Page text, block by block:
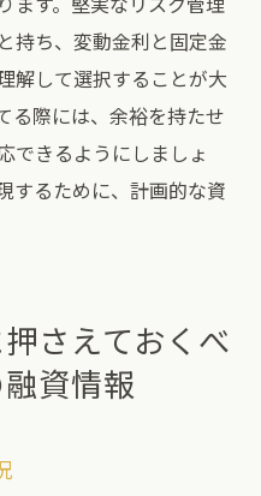
持ち、変動金利と固定金
解して選択することが大
る際には、余裕を持たせ
できるようにしましょ
するために、計画的な資
さえておくべ
資情報